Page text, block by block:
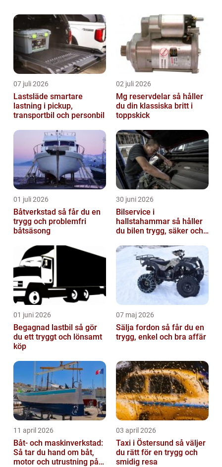
dess popularitet, undersök...
07 juli 2026
Lastsläde smartare
lastning i pickup,
transportbil och personbil
02 juli 2026
Mg reservdelar så håller
du din klassiska britt i
toppskick
01 juli 2026
Båtverkstad så får du en
trygg och problemfri
båtsäsong
30 juni 2026
Bilservice i
hallstahammar så håller
du bilen trygg, säker och
01 juni 2026
Begagnad lastbil så gör
du ett tryggt och lönsamt
köp
07 maj 2026
Sälja fordon så får du en
trygg, enkel och bra affär
11 april 2026
Båt- och maskinverkstad:
Så tar du hand om båt,
motor och utrustning på
03 april 2026
Taxi i Östersund så väljer
du rätt för en trygg och
smidig resa